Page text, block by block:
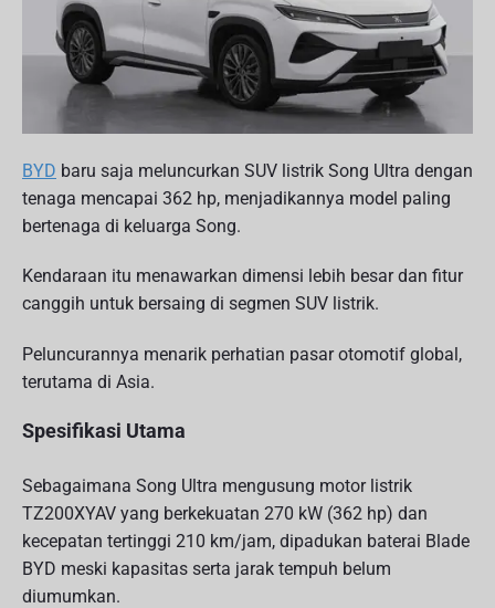
k
s
K
a
t
e
g
o
r
i
BYD baru saja meluncurkan SUV listrik Song Ultra dengan
tenaga mencapai 362 hp, menjadikannya model paling
bertenaga di keluarga Song.
Kendaraan itu menawarkan dimensi lebih besar dan fitur
canggih untuk bersaing di segmen SUV listrik.
Peluncurannya menarik perhatian pasar otomotif global,
terutama di Asia.
Spesifikasi Utama
Sebagaimana Song Ultra mengusung motor listrik
TZ200XYAV yang berkekuatan 270 kW (362 hp) dan
kecepatan tertinggi 210 km/jam, dipadukan baterai Blade
BYD meski kapasitas serta jarak tempuh belum
diumumkan.